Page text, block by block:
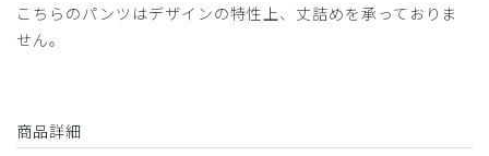
年齢:50代 身長:151-155cm 体重:61-65kg
こちらのパンツはデザインの特性上、丈詰めを承っておりま
せん。
商品詳細